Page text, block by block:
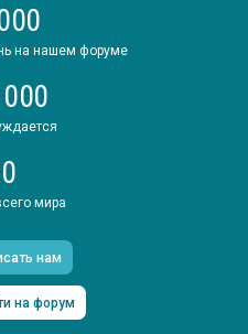
на нашем форуме
мира
нам
на форум